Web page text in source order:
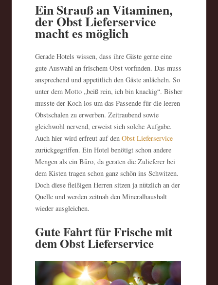
Ein Strauß an Vitaminen,
der Obst Lieferservice
macht es möglich
Gerade Hotels wissen, dass ihre Gäste gerne eine
gute Auswahl an frischem Obst vorfinden. Das muss
ansprechend und appetitlich den Gäste anlächeln. So
unter dem Motto „beiß rein, ich bin knackig“. Bisher
musste der Koch los um das Passende für die leeren
Obstschalen zu erwerben. Zeitraubend sowie
gleichwohl nervend, erweist sich solche Aufgabe.
Auch hier wird erfreut auf den Obst Lieferservice
zurückgegriffen. Ein Hotel benötigt schon andere
Mengen als ein Büro, da geraten die Zulieferer bei
dem Kisten tragen schon ganz schön ins Schwitzen.
Doch diese fleißigen Herren sitzen ja nützlich an der
Quelle und werden zeitnah den Mineralhaushalt
wieder ausgleichen.
Gute Fahrt für Frische mit
dem Obst Lieferservice